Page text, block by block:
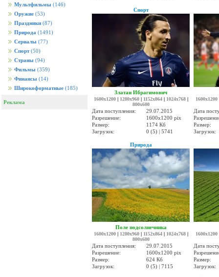
Мультфильмы (146)
Оружие (53)
Праздники (87)
Природа (1491)
Сериалы (77)
Спорт (50)
Страны (94)
Фильмы (359)
Финансы (14)
Широкоформатные (185)
Реклама
Спорт
Златан Ибрагимович
1600x1200| 1280x960| 1152x864| 1024x768|
800x600
Дата поступления:
29.07.2015
Разрешение:
1600x1200 pix
Размер:
1174 Кб
Загрузок:
0 (5) | 5741
1600x1200
Дата
Размер:
Загрузок:
Природа
Поле подсолнечника
1600x1200| 1280x960| 1152x864| 1024x768|
800x600
Дата поступления:
29.07.2015
Разрешение:
1600x1200 pix
Размер:
624 Кб
Загрузок:
0 (5) | 7115
1600x1200
Дата
Размер:
Загрузок: